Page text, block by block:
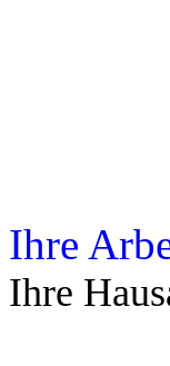
Ihre
Ihre